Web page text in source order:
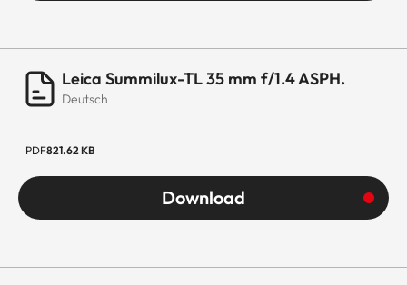
Leica Summilux-TL 35 mm f/1.4 ASPH.
Deutsch
PDF821.62 KB
Download